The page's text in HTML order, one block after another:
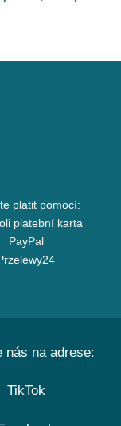
platit pomocí:
platební karta
PayPal
nás na adrese:
TikTok